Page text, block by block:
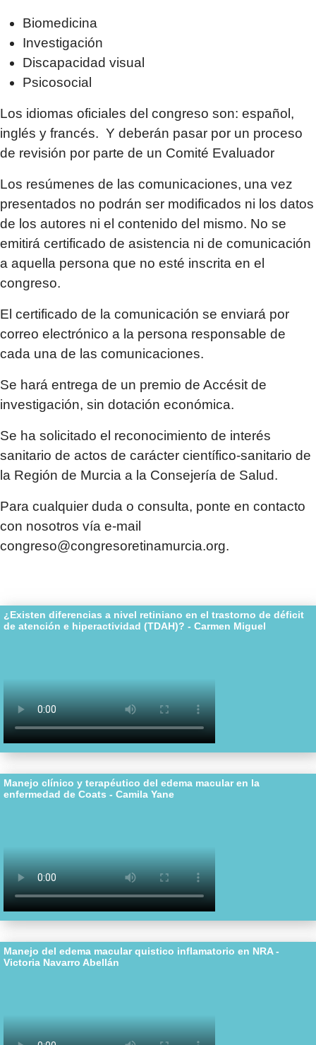
Biomedicina
Investigación
Discapacidad visual
Psicosocial
Los idiomas oficiales del congreso son: español,
inglés y francés. Y deberán pasar por un proceso
de revisión por parte de un Comité Evaluador
Los resúmenes de las comunicaciones, una vez
presentados no podrán ser modificados ni los datos
de los autores ni el contenido del mismo. No se
emitirá certificado de asistencia ni de comunicación
a aquella persona que no esté inscrita en el
congreso.
El certificado de la comunicación se enviará por
correo electrónico a la persona responsable de
cada una de las comunicaciones.
Se hará entrega de un premio de Accésit de
investigación, sin dotación económica.
Se ha solicitado el reconocimiento de interés
sanitario de actos de carácter científico-sanitario de
la Región de Murcia a la Consejería de Salud.
Para cualquier duda o consulta, ponte en contacto
con nosotros vía e-mail
congreso@congresoretinamurcia.org.
¿Existen diferencias a nivel retiniano en el trastorno de déficit
de atención e hiperactividad (TDAH)? - Carmen Miguel
Manejo clínico y terapéutico del edema macular en la
enfermedad de Coats - Camila Yane
Manejo del edema macular quistico inflamatorio en NRA -
Victoria Navarro Abellán